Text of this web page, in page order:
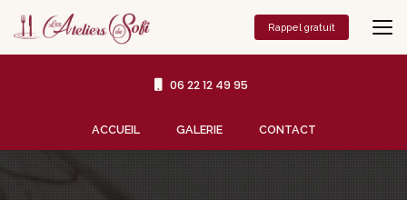
contenu
principal
06 22 12 49 95
ACCUEIL GALERIE CONTACT
Rappel gratuit